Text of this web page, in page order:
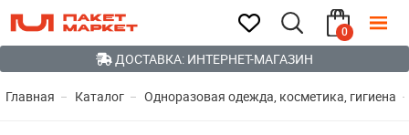
0
ДОСТАВКА: ИНТЕРНЕТ-МАГАЗИН
Главная Каталог Одноразовая одежда, косметика, гигиена